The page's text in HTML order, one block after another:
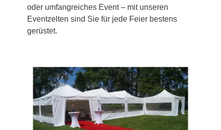
oder umfangreiches Event – mit unseren
Eventzelten sind Sie für jede Feier bestens
gerüstet.